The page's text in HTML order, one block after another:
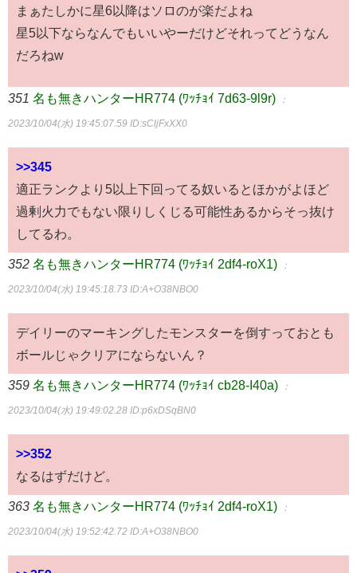
まぁたしかに星6以降はソロのが楽だよね
星5以下ならなんでもいいやーだけどそれってどうなん
だろねw
351 名も無きハンターHR774 (ﾜｯﾁｮｲ 7d63-9l9r) ：
2023/10/04(水) 19:45:07.59 ID:sCljFxXX0
>>345
適正ランクより5以上下回ってる奴いるとほかがよほど
過剰火力でもない限りしくじる可能性あるからそっ抜け
してるわ。
352 名も無きハンターHR774 (ﾜｯﾁｮｲ 2df4-roX1) ：
2023/10/04(水) 19:45:18.73 ID:A+O38NBO0
デイリーのマーキングしたモンスターを倒すっておとも
ボールじゃクリアにならないん？
359 名も無きハンターHR774 (ﾜｯﾁｮｲ cb28-I40a) ：
2023/10/04(水) 19:49:02.28 ID:p6xDSqBN0
>>352
なるはずだけど。
363 名も無きハンターHR774 (ﾜｯﾁｮｲ 2df4-roX1) ：
2023/10/04(水) 19:52:42.72 ID:A+O38NBO0